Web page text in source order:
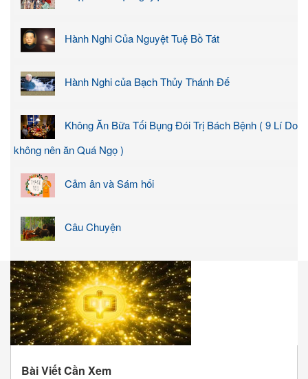
Hành Nghi Của Nguyệt Tuệ Bồ Tát
Hành Nghi của Bạch Thủy Thánh Đế
Không Ăn Bữa Tối Bụng Đói Trị Bách Bệnh ( 9 Lí Do
không nên ăn Quá Ngọ )
Cảm ân và Sám hối
Câu Chuyện
Bài Viết Cần Xem